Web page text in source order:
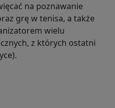
na poznawanie
grę w tenisa, a także
wielu
z których ostatni